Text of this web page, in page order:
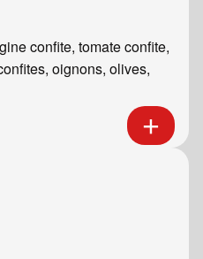
confite, tomate confite,
oignons, olives,